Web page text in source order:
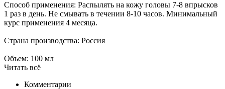
Способ применения: Распылять на кожу головы 7-8 впрысков
1 раз в день. Не смывать в течении 8-10 часов. Минимальный
курс применения 4 месяца.
Страна производства: Россия
Объем: 100 мл
Читать всё
Комментарии